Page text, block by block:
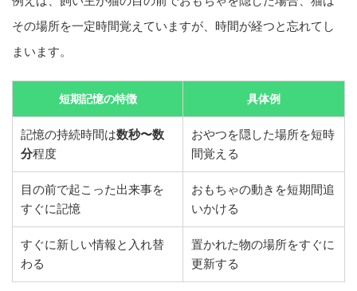
その場所を一定時間覚えていますが、時間が経つと忘れてし
まいます。
短期記憶の特徴 具体例
記憶の持続時間は数秒〜数
分程度
おやつを隠した場所を短時
間覚える
目の前で起こった出来事を
すぐに記憶
おもちゃの動きを短期間追
いかける
すぐに新しい情報と入れ替
わる
置かれた物の場所をすぐに
更新する